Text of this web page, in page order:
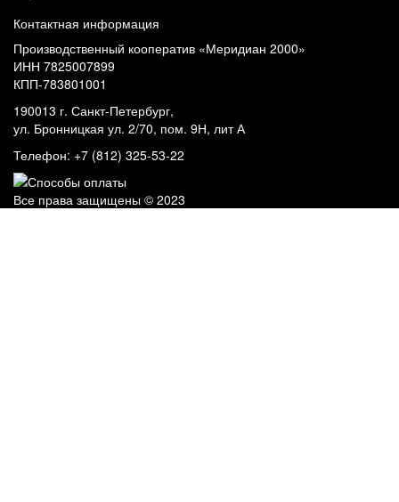
Контактная информация
Производственный кооператив «Меридиан 2000»
ИНН 7825007899
КПП-783801001
190013 г. Санкт-Петербург,
ул. Бронницкая ул. 2/70, пом. 9Н, лит А
Телефон: +7 (812) 325-53-22
Все права защищены © 2023